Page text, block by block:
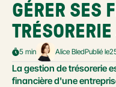
GÉRER SES
5 min Alice BledPublié le
La gestion de trésorerie
financière d'une